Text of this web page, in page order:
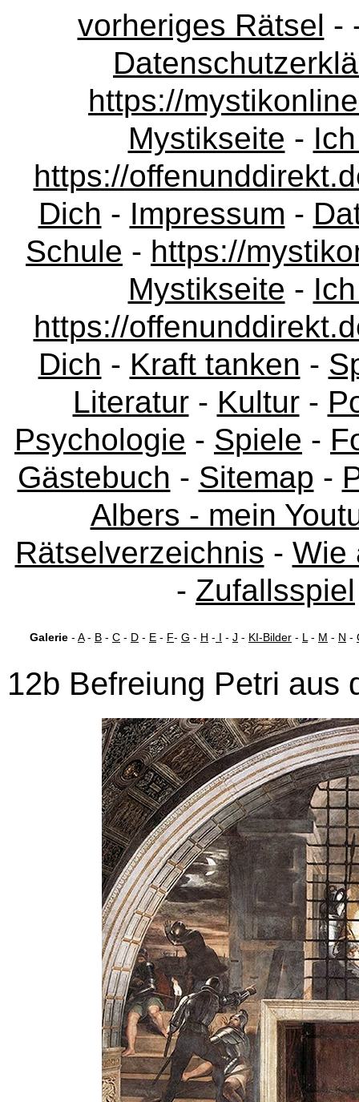
vorheriges Rätsel -
https://
Mystikseite -
https://
Dich - Impressum -
Schule - https://
Mystikseite -
https://
Dich - Kraft tanken -
Literatur- Kultur-
Psychologie - Spiele -
Gästebuch - Sitemap -
Albers - mein
Rätselverzeichnis - Wie
- Zufallsspiel
Galerie - A- B - C - D - E - F- G - H - I - J - KI-Bilder - L - M - N -
12b Befreiung Petri aus